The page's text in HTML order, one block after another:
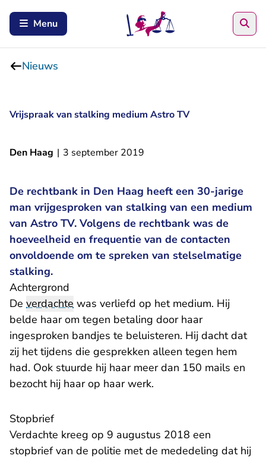
Menu
Nieuws
Vrijspraak van stalking medium Astro TV
Den Haag | 3 september 2019
De rechtbank in Den Haag heeft een 30-jarige
man vrijgesproken van stalking van een medium
van Astro TV. Volgens de rechtbank was de
hoeveelheid en frequentie van de contacten
onvoldoende om te spreken van stelselmatige
stalking.
Achtergrond
De verdachte was verliefd op het medium. Hij
belde haar om tegen betaling door haar
ingesproken bandjes te beluisteren. Hij dacht dat
zij het tijdens die gesprekken alleen tegen hem
had. Ook stuurde hij haar meer dan 150 mails en
bezocht hij haar op haar werk.
​Stopbrief
Verdachte kreeg op 9 augustus 2018 een
stopbrief van de politie met de mededeling dat hij